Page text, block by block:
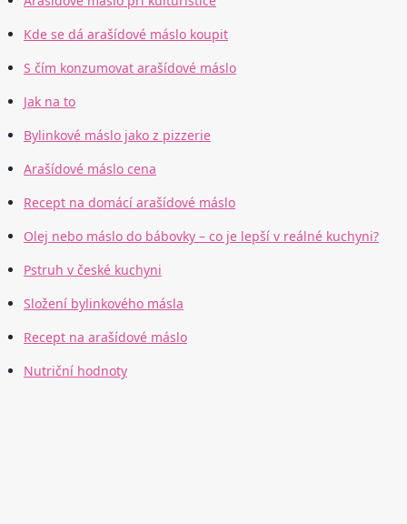
Kde se dá arašídové máslo koupit
S čím konzumovat arašídové máslo
Jak na to
Bylinkové máslo jako z pizzerie
Arašídové máslo cena
Recept na domácí arašídové máslo
Olej nebo máslo do bábovky – co je lepší v reálné kuchyni?
Pstruh v české kuchyni
Složení bylinkového másla
Recept na arašídové máslo
Nutriční hodnoty